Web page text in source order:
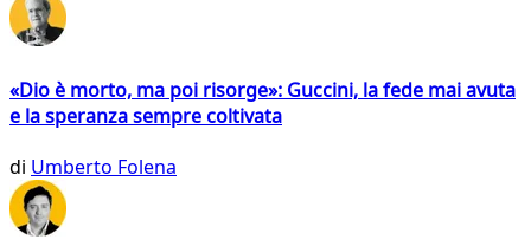
«Dio è morto, ma poi risorge»: Guccini, la fede mai avuta
e la speranza sempre coltivata
di Umberto Folena